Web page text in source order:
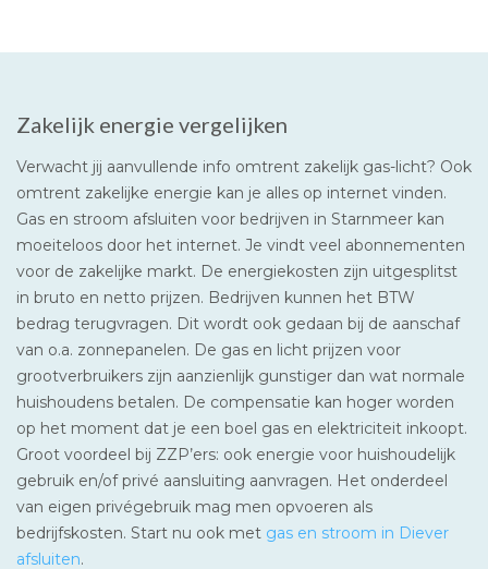
Zakelijk energie vergelijken
Verwacht jij aanvullende info omtrent zakelijk gas-licht? Ook
omtrent zakelijke energie kan je alles op internet vinden.
Gas en stroom afsluiten voor bedrijven in Starnmeer kan
moeiteloos door het internet. Je vindt veel abonnementen
voor de zakelijke markt. De energiekosten zijn uitgesplitst
in bruto en netto prijzen. Bedrijven kunnen het BTW
bedrag terugvragen. Dit wordt ook gedaan bij de aanschaf
van o.a. zonnepanelen. De gas en licht prijzen voor
grootverbruikers zijn aanzienlijk gunstiger dan wat normale
huishoudens betalen. De compensatie kan hoger worden
op het moment dat je een boel gas en elektriciteit inkoopt.
Groot voordeel bij ZZP’ers: ook energie voor huishoudelijk
gebruik en/of privé aansluiting aanvragen. Het onderdeel
van eigen privégebruik mag men opvoeren als
bedrijfskosten. Start nu ook met gas en stroom in Diever
afsluiten.